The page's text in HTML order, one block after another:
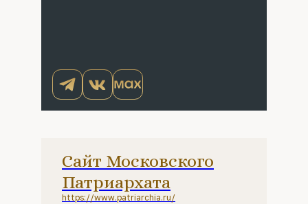
Сайт Московского
Патриархата
https://www.patriarchia.ru/